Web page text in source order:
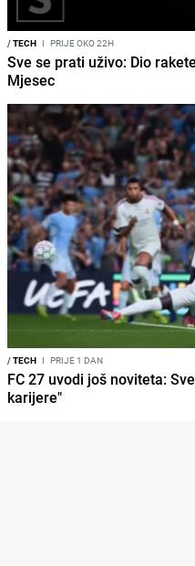
/TECH I PRIJE OKO 22H
Sve se prati uživo: Dio
Mjesec
/TECH I PRIJE 1 DAN
FC 27 uvodi još noviteta:
karijere"